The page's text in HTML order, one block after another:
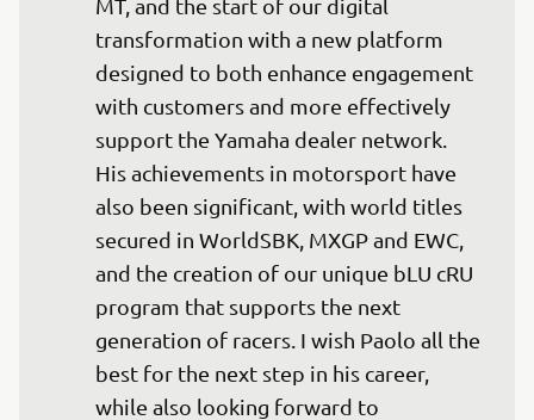
MT, and the start of our digital
transformation with a new platform
designed to both enhance engagement
with customers and more effectively
support the Yamaha dealer network.
His achievements in motorsport have
also been significant, with world titles
secured in WorldSBK, MXGP and EWC,
and the creation of our unique bLU cRU
program that supports the next
generation of racers. I wish Paolo all the
best for the next step in his career,
while also looking forward to